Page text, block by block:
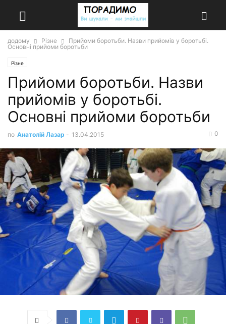
додому Різне
Прийоми боротьби. Назви прийомів у боротьбі.
Основні прийоми боротьби
Різне
Прийоми боротьби. Назви
прийомів у боротьбі.
Основні прийоми боротьби
по Анатолій Лазар - 13.04.2015 0